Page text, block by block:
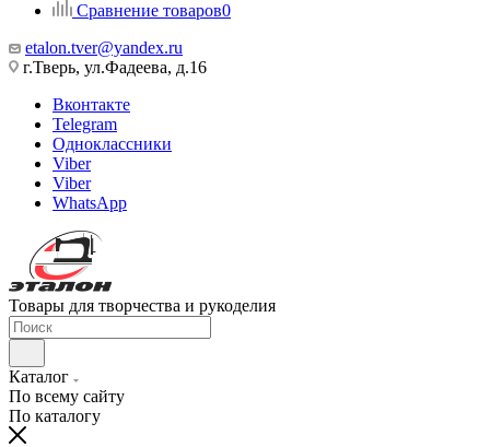
Сравнение товаров0
etalon.tver@yandex.ru
г.Тверь, ул.Фадеева, д.16
Вконтакте
Telegram
Одноклассники
Viber
Viber
WhatsApp
Товары для творчества и рукоделия
Каталог
По всему сайту
По каталогу